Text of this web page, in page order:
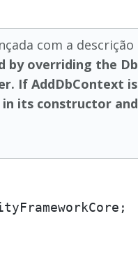
com a descrição
by overriding the
If AddDbContext
its constructor